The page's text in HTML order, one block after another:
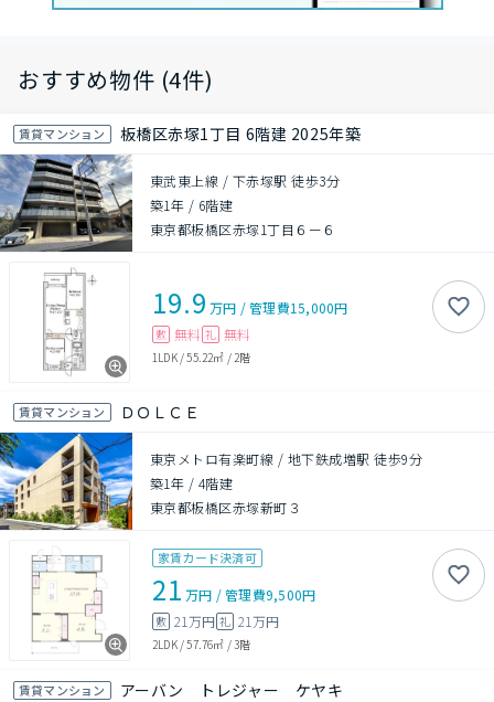
おすすめ物件 (4件)
賃貸マンション 板橋区赤塚1丁目 6階建 2025年築
東武東上線 / 下赤塚駅 徒歩3分
築1年 / 6階建
東京都板橋区赤塚1丁目６ー６
19.9 万円 /管理費15,000円
敷 無料 礼 無料
1LDK/55.22㎡ / 2階
賃貸マンション ＤＯＬＣＥ
東京メトロ有楽町線 / 地下鉄成増駅 徒歩9分
築1年 / 4階建
東京都板橋区赤塚新町３
家賃カード決済可
21 万円 /管理費9,500円
敷 21万円 礼 21万円
2LDK/57.76㎡ /3階
賃貸マンション アーバン トレジャー ケヤキ